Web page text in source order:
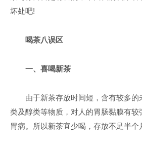
坏处吧!
喝茶八误区
一、喜喝新茶
由于新茶存放时间短，含有较多的
类及醇类等物质，对人的胃肠黏膜有
胃病。所以新茶宜少喝，存放不足半个